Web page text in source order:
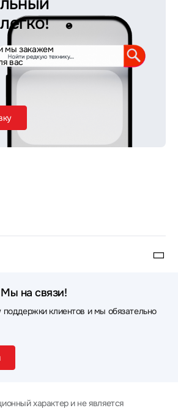
мы закажем
вас
на связи!
клиентов и мы обязательно
характер и не является